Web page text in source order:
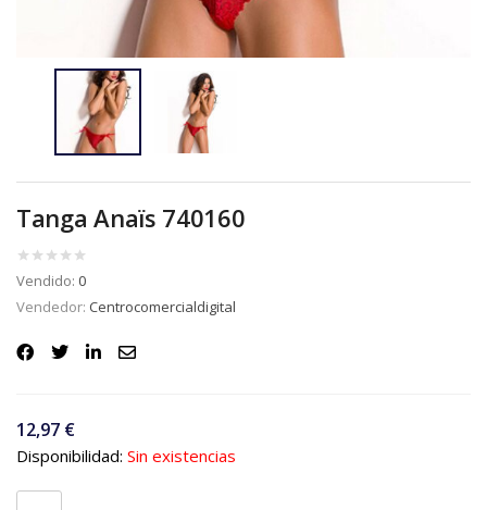
Tanga Anaïs 740160
Vendido: 0
Vendedor: Centrocomercialdigital
12,97 €
Disponibilidad: Sin existencias